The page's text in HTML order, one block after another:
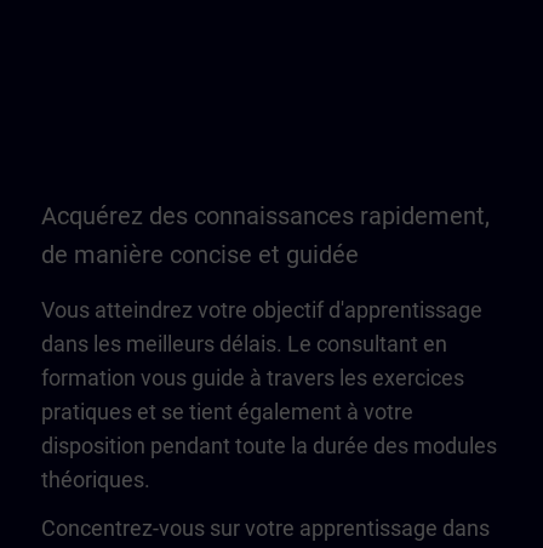
Acquérez des connaissances rapidement,
de manière concise et guidée
Vous atteindrez votre objectif d'apprentissage
dans les meilleurs délais. Le consultant en
formation vous guide à travers les exercices
pratiques et se tient également à votre
disposition pendant toute la durée des modules
théoriques.
Concentrez-vous sur votre apprentissage dans